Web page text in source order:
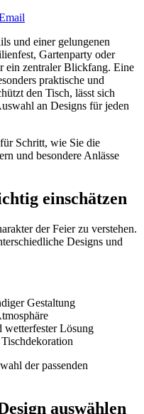
und einer gelungenen
Gartenparty oder
ein zentraler Blickfang. Eine
praktische und
den Tisch, lässt sich
an Designs für jeden
Schritt, wie Sie die
und besondere Anlässe
einschätzen
der Feier zu verstehen.
Designs und
Gestaltung
wetterfester Lösung
der passenden
auswählen